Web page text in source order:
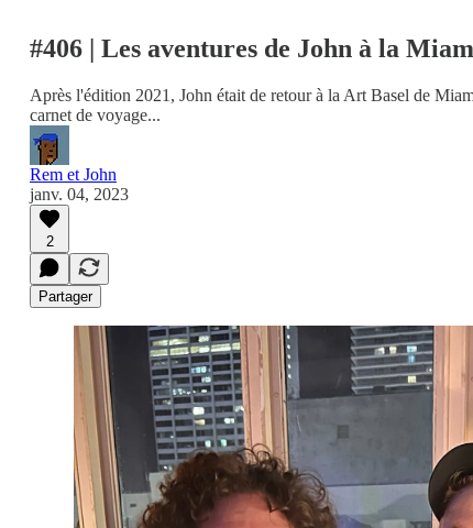
#406 | Les aventures de John à la
Après l'édition 2021, John était de retour à la Art Basel de
carnet de voyage...
Rem et John
janv. 04, 2023
2
Partager